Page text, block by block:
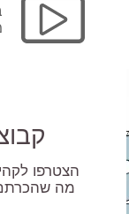
הצטרפו
מה